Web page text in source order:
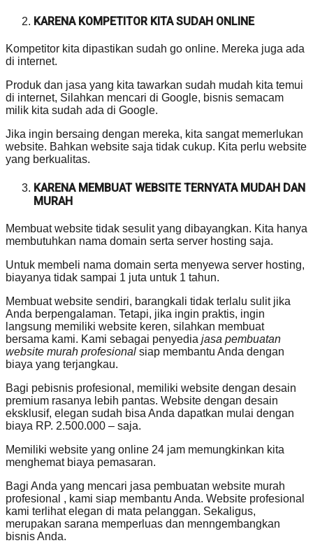
KARENA KOMPETITOR KITA SUDAH ONLINE
Kompetitor kita dipastikan sudah go online. Mereka juga ada
di internet.
Produk dan jasa yang kita tawarkan sudah mudah kita temui
di internet, Silahkan mencari di Google, bisnis semacam
milik kita sudah ada di Google.
Jika ingin bersaing dengan mereka, kita sangat memerlukan
website. Bahkan website saja tidak cukup. Kita perlu website
yang berkualitas.
KARENA MEMBUAT WEBSITE TERNYATA MUDAH DAN
MURAH
Membuat website tidak sesulit yang dibayangkan. Kita hanya
membutuhkan nama domain serta server hosting saja.
Untuk membeli nama domain serta menyewa server hosting,
biayanya tidak sampai 1 juta untuk 1 tahun.
Membuat website sendiri, barangkali tidak terlalu sulit jika
Anda berpengalaman. Tetapi, jika ingin praktis, ingin
langsung memiliki website keren, silahkan membuat
bersama kami. Kami sebagai penyedia jasa pembuatan
website murah profesional siap membantu Anda dengan
biaya yang terjangkau.
Bagi pebisnis profesional, memiliki website dengan desain
premium rasanya lebih pantas. Website dengan desain
eksklusif, elegan sudah bisa Anda dapatkan mulai dengan
biaya RP. 2.500.000 – saja.
Memiliki website yang online 24 jam memungkinkan kita
menghemat biaya pemasaran.
Bagi Anda yang mencari jasa pembuatan website murah
profesional , kami siap membantu Anda. Website profesional
kami terlihat elegan di mata pelanggan. Sekaligus,
merupakan sarana memperluas dan menngembangkan
bisnis Anda.